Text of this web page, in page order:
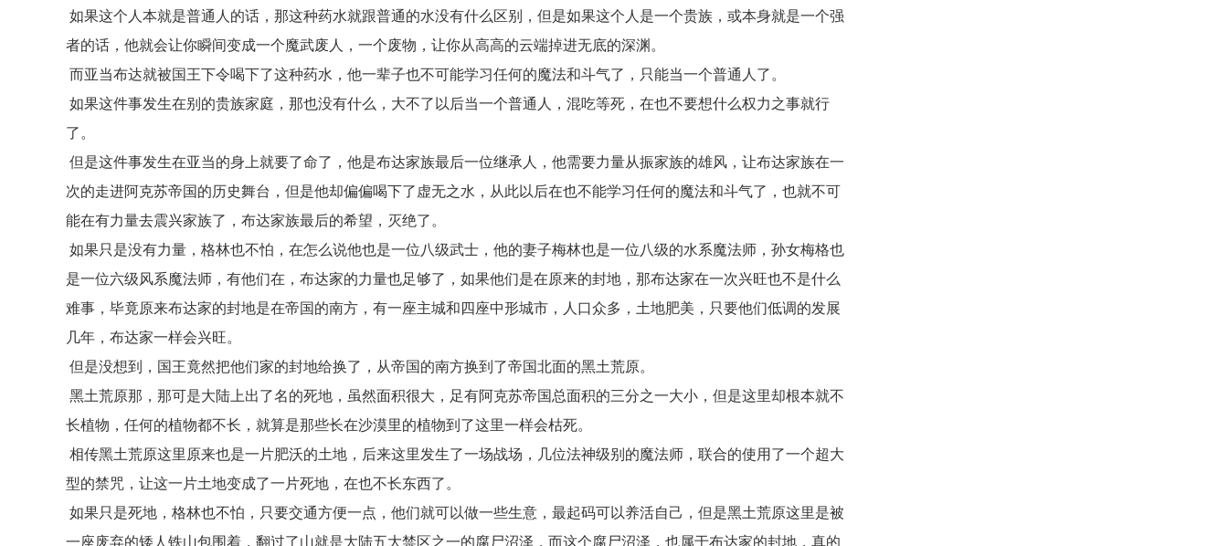
如果这个人本就是普通人的话，那这种药水就跟普通的水没有什么区别，但是如果这个人是一个贵族，或本身就是一个强
者的话，他就会让你瞬间变成一个魔武废人，一个废物，让你从高高的云端掉进无底的深渊。
而亚当布达就被国王下令喝下了这种药水，他一辈子也不可能学习任何的魔法和斗气了，只能当一个普通人了。
如果这件事发生在别的贵族家庭，那也没有什么，大不了以后当一个普通人，混吃等死，在也不要想什么权力之事就行
了。
但是这件事发生在亚当的身上就要了命了，他是布达家族最后一位继承人，他需要力量从振家族的雄风，让布达家族在一
次的走进阿克苏帝国的历史舞台，但是他却偏偏喝下了虚无之水，从此以后在也不能学习任何的魔法和斗气了，也就不可
能在有力量去震兴家族了，布达家族最后的希望，灭绝了。
如果只是没有力量，格林也不怕，在怎么说他也是一位八级武士，他的妻子梅林也是一位八级的水系魔法师，孙女梅格也
是一位六级风系魔法师，有他们在，布达家的力量也足够了，如果他们是在原来的封地，那布达家在一次兴旺也不是什么
难事，毕竟原来布达家的封地是在帝国的南方，有一座主城和四座中形城市，人口众多，土地肥美，只要他们低调的发展
几年，布达家一样会兴旺。
但是没想到，国王竟然把他们家的封地给换了，从帝国的南方换到了帝国北面的黑土荒原。
黑土荒原那，那可是大陆上出了名的死地，虽然面积很大，足有阿克苏帝国总面积的三分之一大小，但是这里却根本就不
长植物，任何的植物都不长，就算是那些长在沙漠里的植物到了这里一样会枯死。
相传黑土荒原这里原来也是一片肥沃的土地，后来这里发生了一场战场，几位法神级别的魔法师，联合的使用了一个超大
型的禁咒，让这一片土地变成了一片死地，在也不长东西了。
如果只是死地，格林也不怕，只要交通方便一点，他们就可以做一些生意，最起码可以养活自己，但是黑土荒原这里是被
一座废弃的矮人铁山包围着，翻过了山就是大陆五大禁区之一的腐尸沼泽，而这个腐尸沼泽，也属于布达家的封地，真的